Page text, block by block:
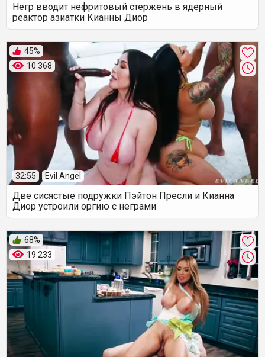
Негр вводит нефритовый стержень в ядерный
реактор азиатки Кианны Диор
10 368
45%
32:55 Evil Angel
Две сисястые подружки Пэйтон Пресли и Кианна
Диор устроили оргию с неграми
19 233
68%